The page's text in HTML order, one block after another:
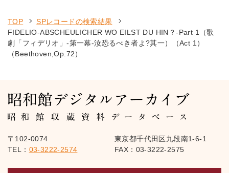
TOP
SPレコードの検索結果
FIDELIO-ABSCHEULICHER WO EILST DU HIN？-Part 1（歌
劇「フィデリオ」-第一幕-汝恐るべき者よ?其一）（Act 1）
（Beethoven,Op.72）
〒102-0074
東京都千代田区九段南1-6-1
TEL： 03-3222-2574 FAX：03-3222-2575